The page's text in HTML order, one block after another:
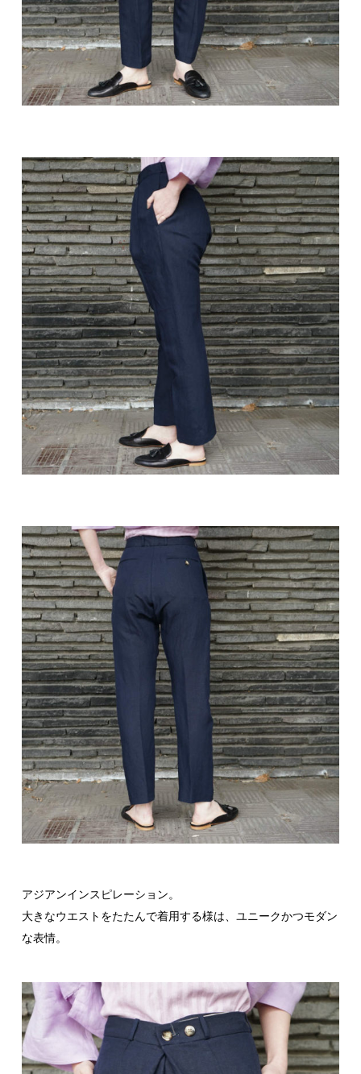
アジアンインスピレーション。
大きなウエストをたたんで着用する様は、ユニークかつモダン
な表情。